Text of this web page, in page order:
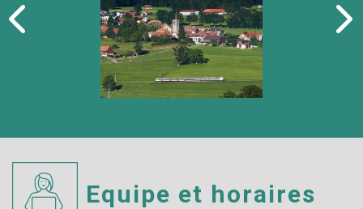
Equipe et horaires